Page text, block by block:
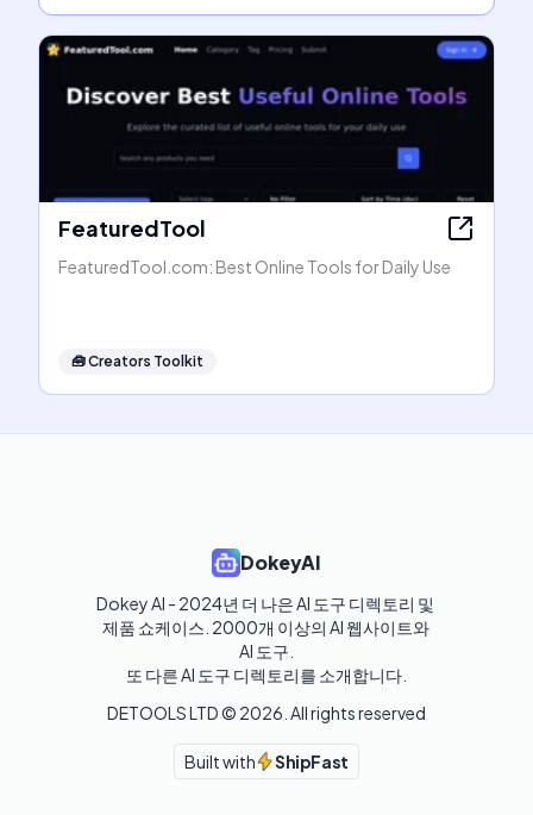
FeaturedTool
FeaturedTool.com: Best Online Tools for Daily Use
🧰Creators Toolkit
DokeyAI
Dokey AI - 2024년 더 나은 AI 도구 디렉토리 및
제품 쇼케이스. 2000개 이상의 AI 웹사이트와
AI 도구.
또 다른 AI 도구 디렉토리를 소개합니다.
DETOOLS LTD © 2026 . All rights reserved
Built with ShipFast